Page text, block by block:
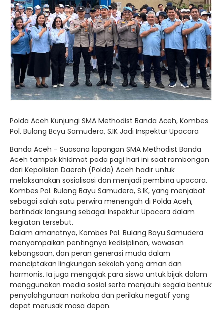
Polda Aceh Kunjungi SMA Methodist Banda Aceh, Kombes
Pol. Bulang Bayu Samudera, S.IK Jadi Inspektur Upacara
Banda Aceh – Suasana lapangan SMA Methodist Banda
Aceh tampak khidmat pada pagi hari ini saat rombongan
dari Kepolisian Daerah (Polda) Aceh hadir untuk
melaksanakan sosialisasi dan menjadi pembina upacara.
Kombes Pol. Bulang Bayu Samudera, S.IK, yang menjabat
sebagai salah satu perwira menengah di Polda Aceh,
bertindak langsung sebagai Inspektur Upacara dalam
kegiatan tersebut.
Dalam amanatnya, Kombes Pol. Bulang Bayu Samudera
menyampaikan pentingnya kedisiplinan, wawasan
kebangsaan, dan peran generasi muda dalam
menciptakan lingkungan sekolah yang aman dan
harmonis. Ia juga mengajak para siswa untuk bijak dalam
menggunakan media sosial serta menjauhi segala bentuk
penyalahgunaan narkoba dan perilaku negatif yang
dapat merusak masa depan.